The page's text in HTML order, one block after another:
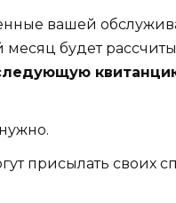
вашей
будет
присылать своих